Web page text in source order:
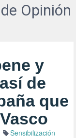
Opinión
y
de
que
Sensibilización